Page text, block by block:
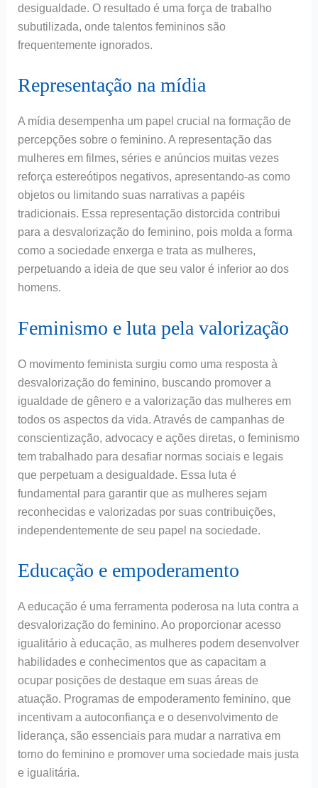
desigualdade. O resultado é uma força de trabalho
subutilizada, onde talentos femininos são
frequentemente ignorados.
Representação na mídia
A mídia desempenha um papel crucial na formação de
percepções sobre o feminino. A representação das
mulheres em filmes, séries e anúncios muitas vezes
reforça estereótipos negativos, apresentando-as como
objetos ou limitando suas narrativas a papéis
tradicionais. Essa representação distorcida contribui
para a desvalorização do feminino, pois molda a forma
como a sociedade enxerga e trata as mulheres,
perpetuando a ideia de que seu valor é inferior ao dos
homens.
Feminismo e luta pela valorização
O movimento feminista surgiu como uma resposta à
desvalorização do feminino, buscando promover a
igualdade de gênero e a valorização das mulheres em
todos os aspectos da vida. Através de campanhas de
conscientização, advocacy e ações diretas, o feminismo
tem trabalhado para desafiar normas sociais e legais
que perpetuam a desigualdade. Essa luta é
fundamental para garantir que as mulheres sejam
reconhecidas e valorizadas por suas contribuições,
independentemente de seu papel na sociedade.
Educação e empoderamento
A educação é uma ferramenta poderosa na luta contra a
desvalorização do feminino. Ao proporcionar acesso
igualitário à educação, as mulheres podem desenvolver
habilidades e conhecimentos que as capacitam a
ocupar posições de destaque em suas áreas de
atuação. Programas de empoderamento feminino, que
incentivam a autoconfiança e o desenvolvimento de
liderança, são essenciais para mudar a narrativa em
torno do feminino e promover uma sociedade mais justa
e igualitária.